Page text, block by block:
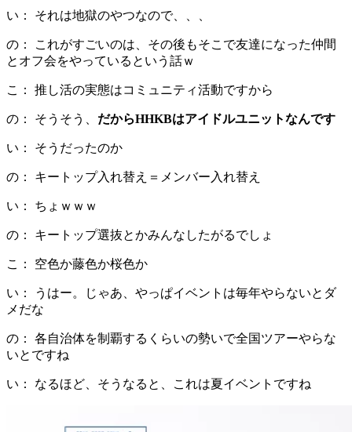
い： それは地獄のやつなので、、、
の： これがすごいのは、その後もそこで友達になった仲間
とオフ会をやっているという話ｗ
こ： 推し活の実態はコミュニティ活動ですから
の： そうそう、 だからHHKBはアイドルユニットなんです
い： そうだったのか
の： キートップ入れ替え＝メンバー入れ替え
い： ちょｗｗｗ
の： キートップ選抜とかみんなしたがるでしょ
こ： 空色か藤色か桜色か
い： うはー。じゃあ、やっぱイベントは毎年やらないとダ
メだな
の： 各自治体を制覇するくらいの勢いで全国ツアーやらな
いとですね
い： なるほど、そうなると、これは夏イベントですね